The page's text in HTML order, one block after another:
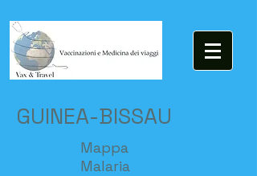
GUINEA-BISSAU
Mappa
Malaria